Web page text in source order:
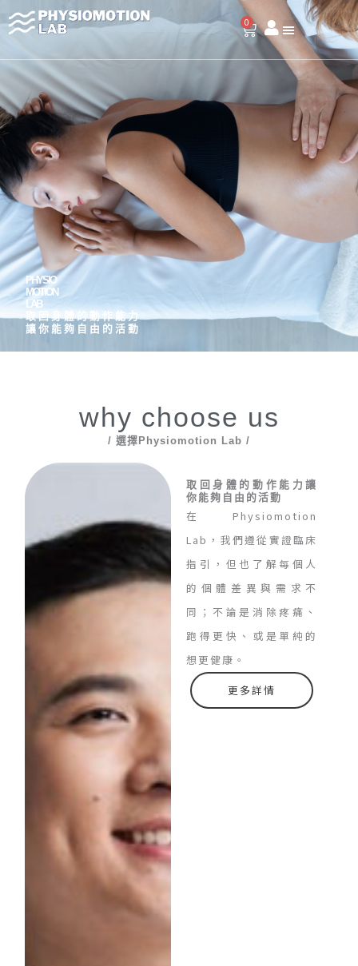
至
要
容
0
購
物
籃
PHYSIO
MOTION
LAB
取回身體的動作能力
讓你能夠自由的活動
why choose us
/ 選擇Physiomotion Lab /
取回身體的動作能力讓
你能夠自由的活動
在Physiomotion
Lab，我們遵從實證臨床
指引，但也了解每個人
的個體差異與需求不
同；不論是消除疼痛、
跑得更快、或是單純的
想更健康。
更多詳情